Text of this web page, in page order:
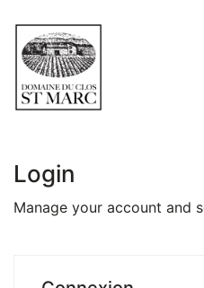
Login
Manage your account and